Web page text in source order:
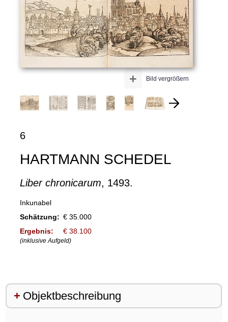
Bild vergrößern
+
6
HARTMANN SCHEDEL
Liber chronicarum, 1493.
Inkunabel
Schätzung: € 35.000
Ergebnis:
€ 38.100
(inklusive Aufgeld)
Objektbeschreibung